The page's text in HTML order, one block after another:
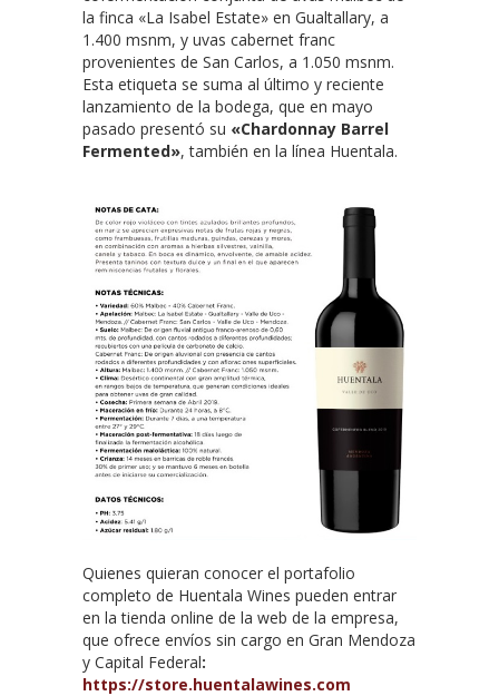
la finca «La Isabel Estate» en Gualtallary, a
1.400 msnm, y uvas cabernet franc
provenientes de San Carlos, a 1.050 msnm.
Esta etiqueta se suma al último y reciente
lanzamiento de la bodega, que en mayo
pasado presentó su «Chardonnay Barrel
Fermented», también en la línea Huentala.
Quienes quieran conocer el portafolio
completo de Huentala Wines pueden entrar
en la tienda online de la web de la empresa,
que ofrece envíos sin cargo en Gran Mendoza
y Capital Federal:
https://store.huentalawines.com